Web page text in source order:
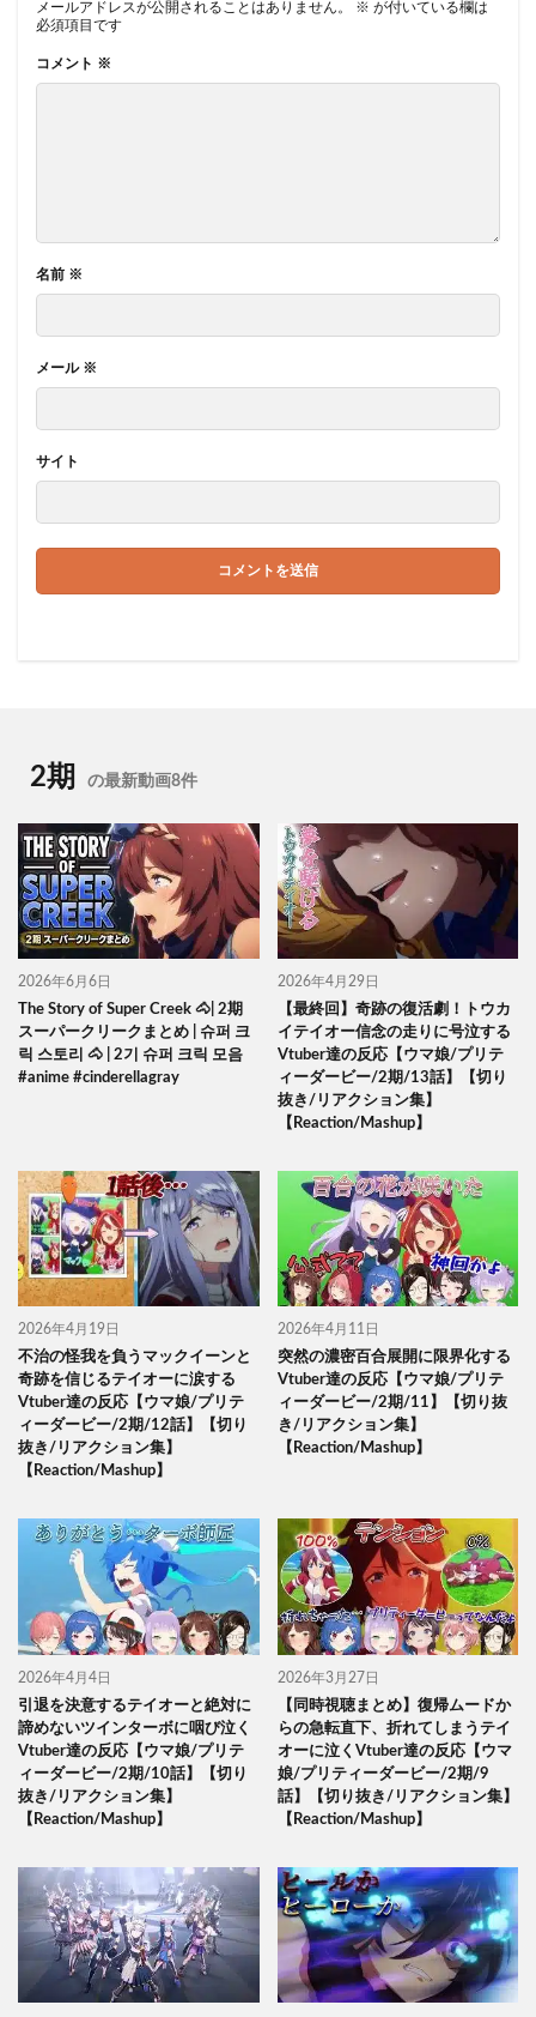
メールアドレスが公開されることはありません。 ※ が付いている欄は
必須項目です
コメント ※
名前 ※
メール ※
サイト
2期 の最新動画8件
2026年6月6日
The Story of Super Creek 🐴| 2期
スーパークリークまとめ | 슈퍼 크
릭 스토리 🐴 | 2기 슈퍼 크릭 모음
#anime #cinderellagray
2026年4月29日
【最終回】奇跡の復活劇！トウカ
イテイオー信念の走りに号泣する
Vtuber達の反応【ウマ娘/プリテ
ィーダービー/2期/13話】【切り
抜き/リアクション集】
【Reaction/Mashup】
2026年4月19日
不治の怪我を負うマックイーンと
奇跡を信じるテイオーに涙する
Vtuber達の反応【ウマ娘/プリテ
ィーダービー/2期/12話】【切り
抜き/リアクション集】
【Reaction/Mashup】
2026年4月11日
突然の濃密百合展開に限界化する
Vtuber達の反応【ウマ娘/プリテ
ィーダービー/2期/11】【切り抜
き/リアクション集】
【Reaction/Mashup】
2026年4月4日
引退を決意するテイオーと絶対に
諦めないツインターボに咽び泣く
Vtuber達の反応【ウマ娘/プリテ
ィーダービー/2期/10話】【切り
抜き/リアクション集】
【Reaction/Mashup】
2026年3月27日
【同時視聴まとめ】復帰ムードか
らの急転直下、折れてしまうテイ
オーに泣くVtuber達の反応【ウマ
娘/プリティーダービー/2期/9
話】【切り抜き/リアクション集】
【Reaction/Mashup】